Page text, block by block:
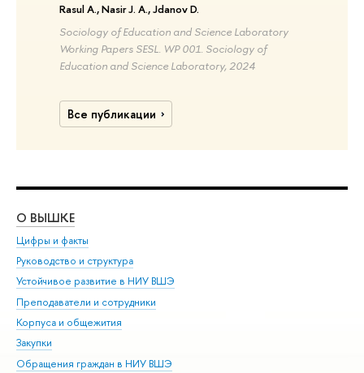
Rasul A., Nasir J. A., Jdanov D.
Sociology of Education and Science Laboratory
Working Papers SESL. WP 001. Sociology of
Education and Science Laboratory, 2024
Все публикации
О ВЫШКЕ
Цифры и факты
Руководство и структура
Устойчивое развитие в НИУ ВШЭ
Преподаватели и сотрудники
Корпуса и общежития
Закупки
Обращения граждан в НИУ ВШЭ